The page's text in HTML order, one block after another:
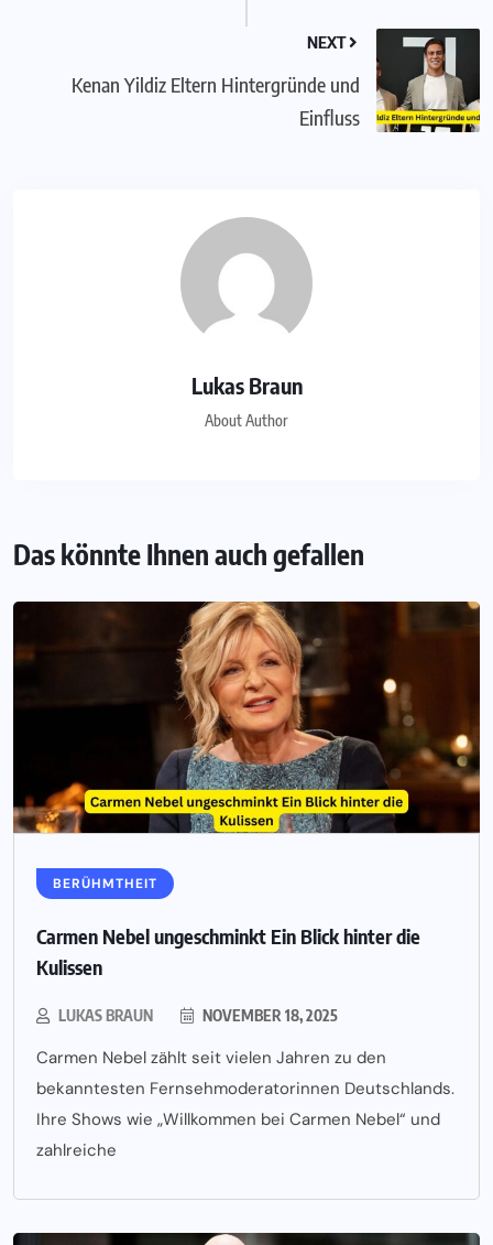
NEXT
Kenan Yildiz Eltern Hintergründe und
Einfluss
Lukas Braun
About Author
Das könnte Ihnen auch gefallen
BERÜHMTHEIT
Carmen Nebel ungeschminkt Ein Blick hinter die
Kulissen
LUKAS BRAUN NOVEMBER 18, 2025
Carmen Nebel zählt seit vielen Jahren zu den
bekanntesten Fernsehmoderatorinnen Deutschlands.
Ihre Shows wie „Willkommen bei Carmen Nebel“ und
zahlreiche